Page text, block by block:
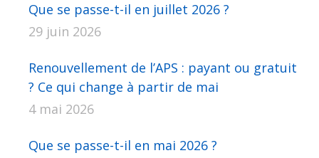
Que se passe-t-il en juillet 2026 ?
29 juin 2026
Renouvellement de l’APS : payant ou gratuit
? Ce qui change à partir de mai
4 mai 2026
Que se passe-t-il en mai 2026 ?